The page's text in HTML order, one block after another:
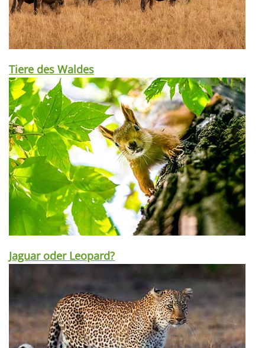
Tiere des Waldes
Jaguar oder Leopard?